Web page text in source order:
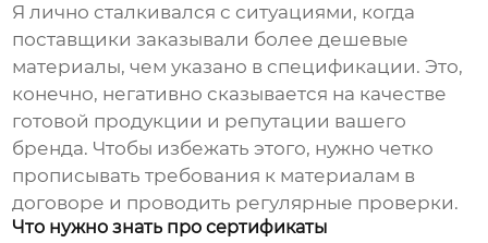
Я лично сталкивался с ситуациями, когда
поставщики заказывали более дешевые
материалы, чем указано в спецификации. Это,
конечно, негативно сказывается на качестве
готовой продукции и репутации вашего
бренда. Чтобы избежать этого, нужно четко
прописывать требования к материалам в
договоре и проводить регулярные проверки.
Что нужно знать про сертификаты